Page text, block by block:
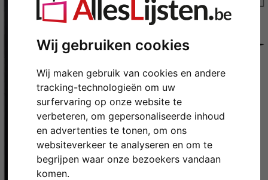
Wij gebruiken cookies
Wij maken gebruik van cookies en andere
tracking-technologieën om uw
surfervaring op onze website te
verbeteren, om gepersonaliseerde inhoud
en advertenties te tonen, om ons
websiteverkeer te analyseren en om te
begrijpen waar onze bezoekers vandaan
komen.
Terug